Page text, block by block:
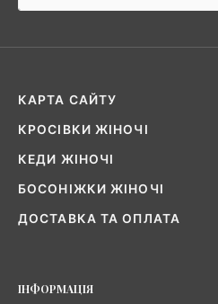
КАРТА САЙТУ
КРОСІВКИ ЖІНОЧІ
КЕДИ ЖІНОЧІ
БОСОНІЖКИ ЖІНОЧІ
ДОСТАВКА ТА ОПЛАТА
ІНФОРМАЦІЯ